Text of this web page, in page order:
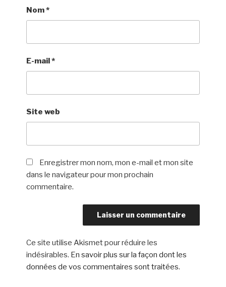
Nom*
E-mail*
Site web
Enregistrer mon nom, mon e-mail et mon site
dans le navigateur pour mon prochain
commentaire.
Ce site utilise Akismet pour réduire les
indésirables. En savoir plus sur la façon dont les
données de vos commentaires sont traitées.